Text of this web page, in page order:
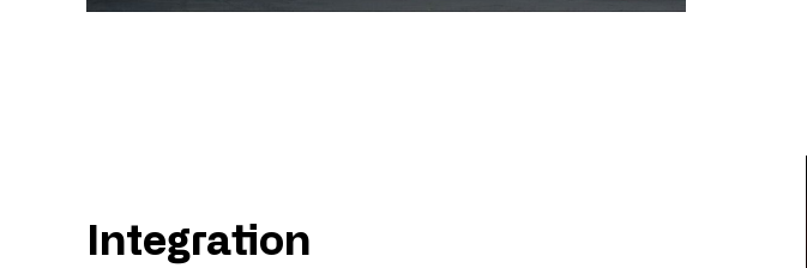
Integration